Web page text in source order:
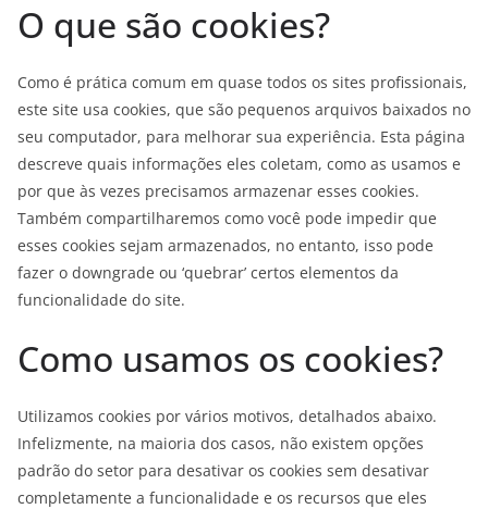
O que são cookies?
Como é prática comum em quase todos os sites profissionais,
este site usa cookies, que são pequenos arquivos baixados no
seu computador, para melhorar sua experiência. Esta página
descreve quais informações eles coletam, como as usamos e
por que às vezes precisamos armazenar esses cookies.
Também compartilharemos como você pode impedir que
esses cookies sejam armazenados, no entanto, isso pode
fazer o downgrade ou ‘quebrar’ certos elementos da
funcionalidade do site.
Como usamos os cookies?
Utilizamos cookies por vários motivos, detalhados abaixo.
Infelizmente, na maioria dos casos, não existem opções
padrão do setor para desativar os cookies sem desativar
completamente a funcionalidade e os recursos que eles